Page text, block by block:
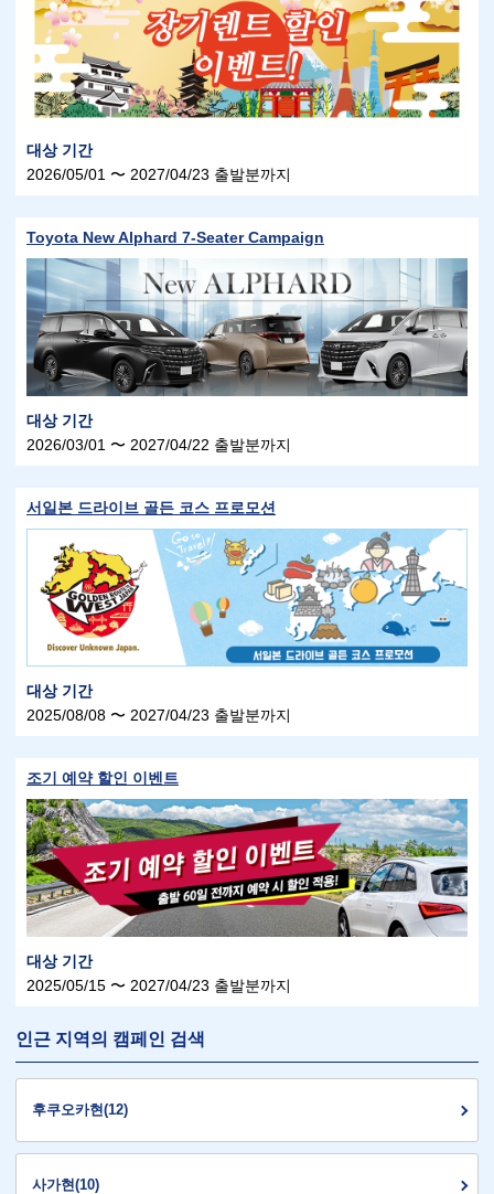
대상 기간
2026/05/01 〜 2027/04/23 출발분까지
Toyota New Alphard 7-Seater Campaign
대상 기간
2026/03/01 〜 2027/04/22 출발분까지
서일본 드라이브 골든 코스 프로모션
대상 기간
2025/08/08 〜 2027/04/23 출발분까지
조기 예약 할인 이벤트
대상 기간
2025/05/15 〜 2027/04/23 출발분까지
인근 지역의 캠페인 검색
후쿠오카현(12)
사가현(10)